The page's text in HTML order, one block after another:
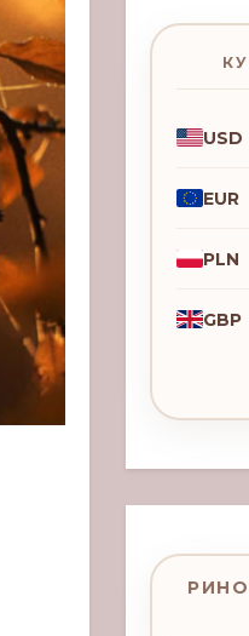
USD
EUR
PLN
GBP